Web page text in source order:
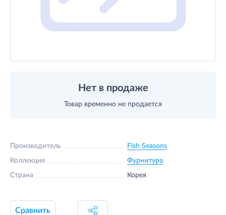
Нет в продаже
Товар временно не продается
Производитель Fish Seasons
Коллекция Фурнитура
Страна Корея
Сравнить